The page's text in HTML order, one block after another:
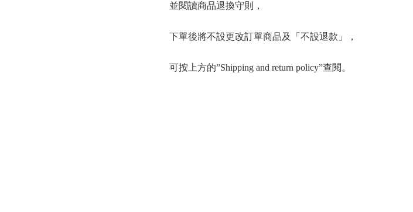
並閱讀商品退換守則，
下單後將不設更改訂單商品及「不設退款」，
可按上方的”Shipping and return policy”查閱。